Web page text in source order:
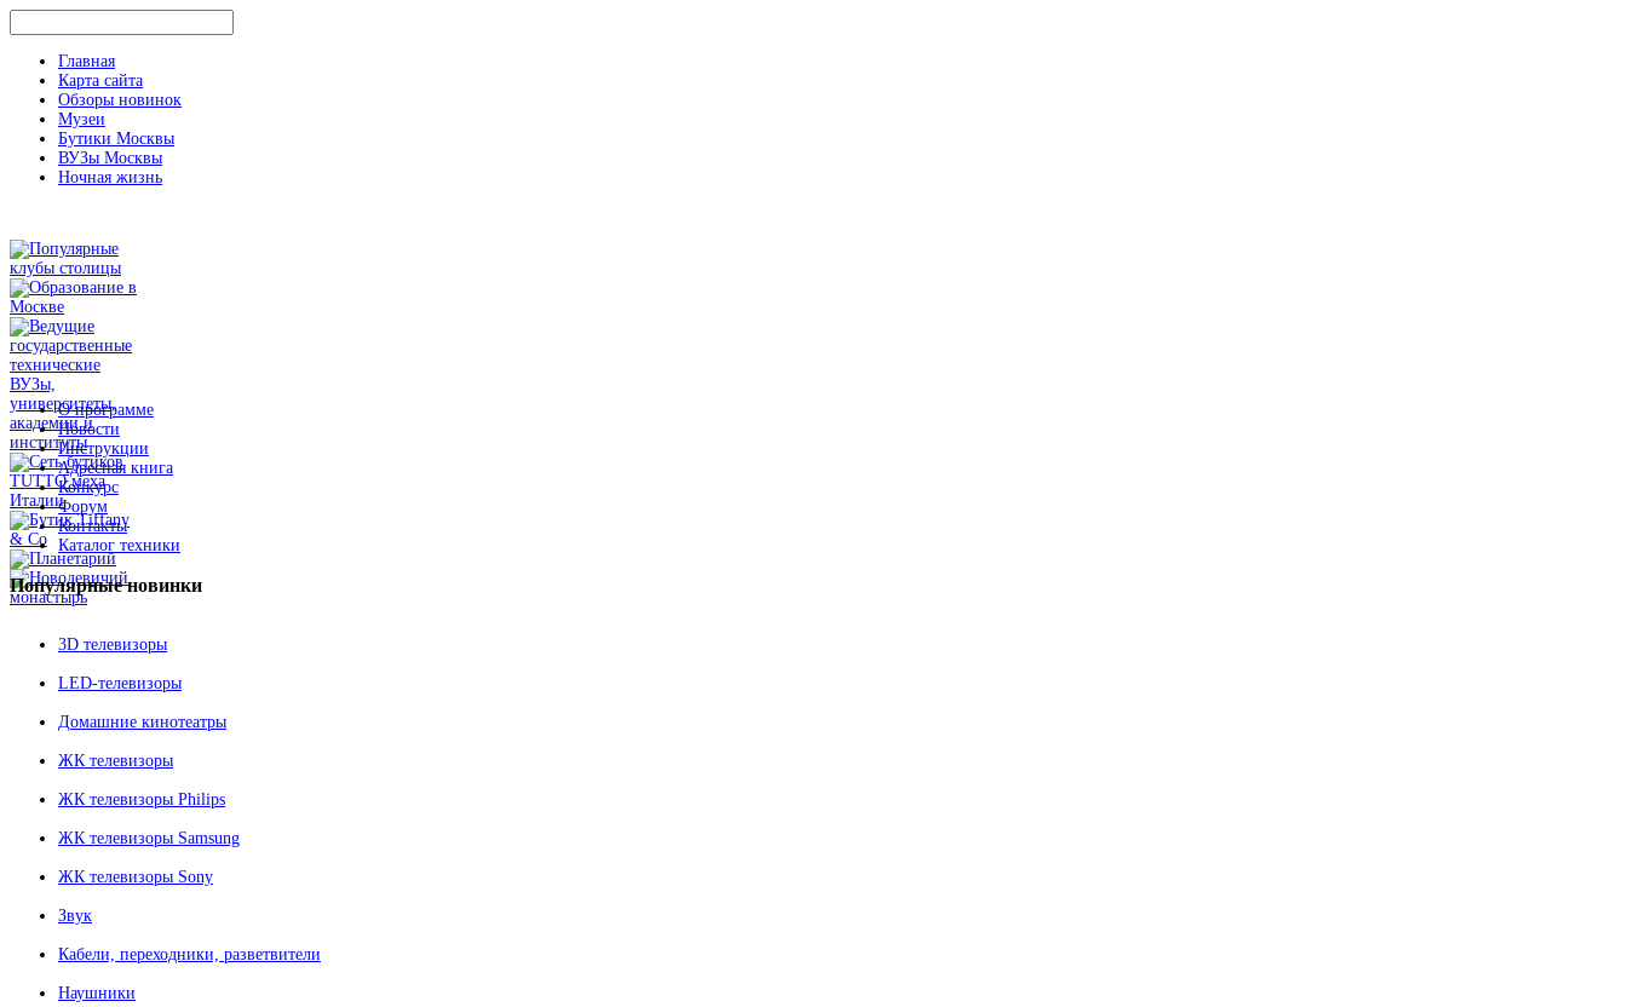
Главная
Карта сайта
Обзоры новинок
Музеи
Бутики Москвы
ВУЗы Москвы
Ночная жизнь
О программе
Новости
Инструкции
Адресная книга
Конкурс
Форум
Контакты
Каталог техники
Популярныеновинки
3D телевизоры
LED-телевизоры
Домашние кинотеатры
ЖК телевизоры
ЖК телевизоры Philips
ЖК телевизоры Samsung
ЖК телевизоры Sony
Звук
Кабели, переходники, разветвители
Наушники